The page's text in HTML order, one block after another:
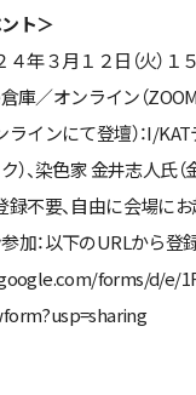
ト＞
年３月１２日（火）１
庫／オンライン（ZOOM
インにて登壇）：I/
ク）、染色家 金井志人氏
録不要、自由に会場にお
加：以下のURLから登
forms/d/e/